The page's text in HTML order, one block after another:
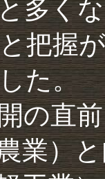
多く
把握
た。
の直
業）